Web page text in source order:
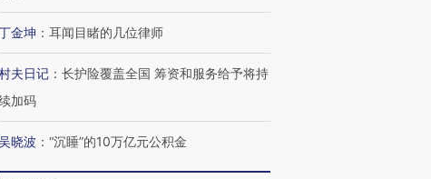
金坤 ： 耳闻目睹的几位律师
夫日记 ： 长护险覆盖全国 筹资和服务给予将持
加码
晓波 ： “沉睡”的10万亿元公积金